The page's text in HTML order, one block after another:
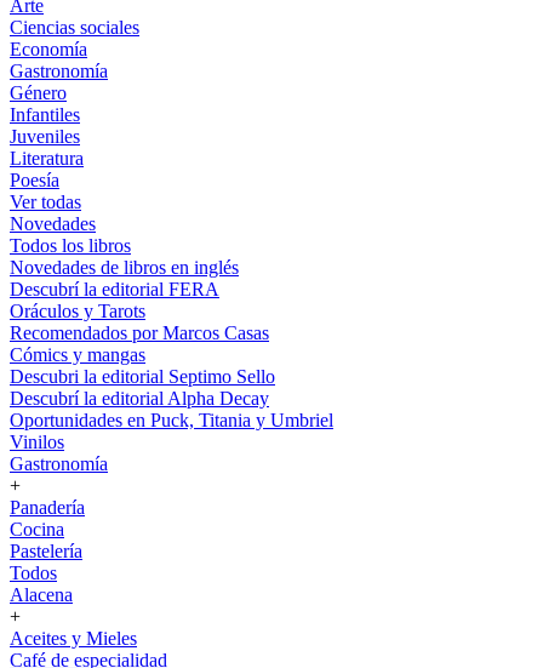
Arte
Ciencias sociales
Economía
Gastronomía
Género
Infantiles
Juveniles
Literatura
Poesía
Ver todas
Novedades
Todos los libros
Novedades de libros en inglés
Descubrí la editorial FERA
Oráculos y Tarots
Recomendados por Marcos Casas
Cómics y mangas
Descubri la editorial Septimo Sello
Descubrí la editorial Alpha Decay
Oportunidades en Puck, Titania y Umbriel
Vinilos
Gastronomía
+
Panadería
Cocina
Pastelería
Todos
Alacena
+
Aceites y Mieles
Café de especialidad